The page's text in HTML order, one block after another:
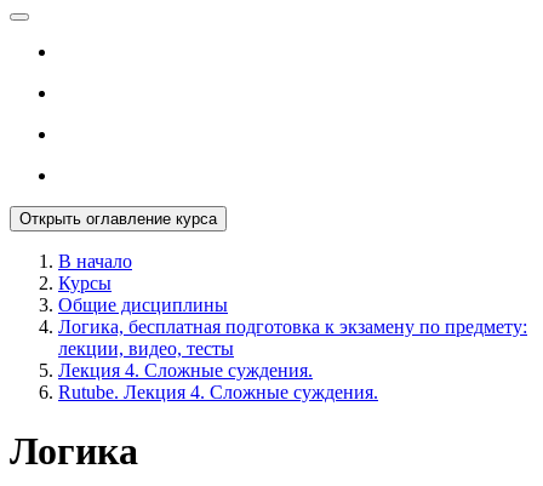
Открыть оглавление курса
В начало
Курсы
Общие дисциплины
Логика, бесплатная подготовка к экзамену по предмету:
лекции, видео, тесты
Лекция 4. Сложные суждения.
Rutube. Лекция 4. Сложные суждения.
Логика